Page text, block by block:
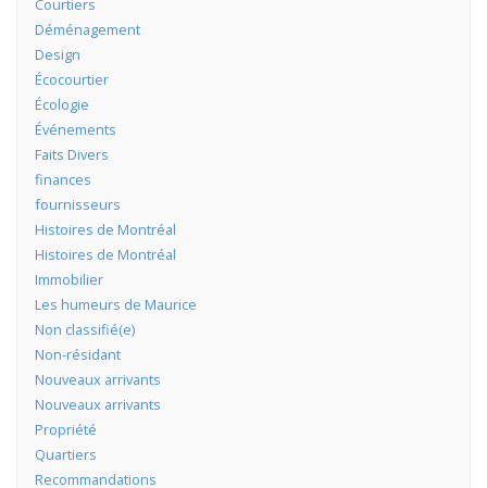
Courtiers
Déménagement
Design
Écocourtier
Écologie
Événements
Faits Divers
finances
fournisseurs
Histoires de Montréal
Histoires de Montréal
Immobilier
Les humeurs de Maurice
Non classifié(e)
Non-résidant
Nouveaux arrivants
Nouveaux arrivants
Propriété
Quartiers
Recommandations